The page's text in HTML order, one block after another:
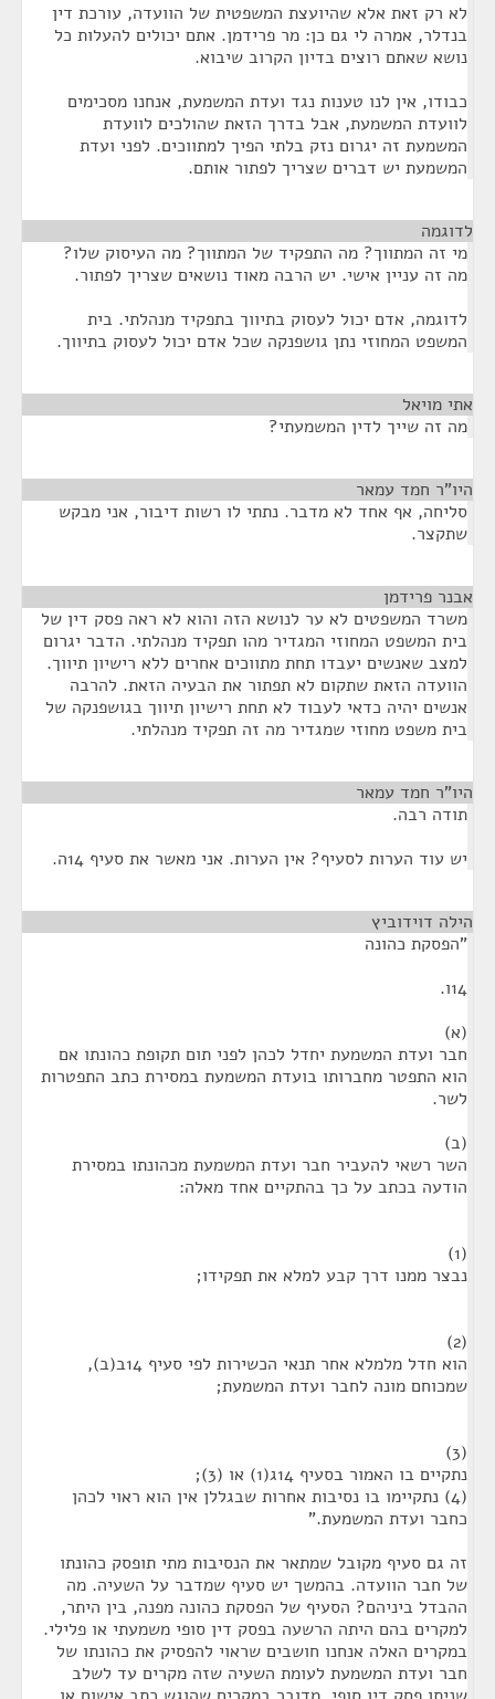
לא רק זאת אלא שהיועצת המשפטית של הוועדה, עורכת דין
בנדלר, אמרה לי גם כן: מר פרידמן. אתם יכולים להעלות כל
נושא שאתם רוצים בדיון הקרוב שיבוא.
כבודו, אין לנו טענות נגד ועדת המשמעת, אנחנו מסכימים
לוועדת המשמעת, אבל בדרך הזאת שהולכים לוועדת
המשמעת זה יגרום נזק בלתי הפיך למתווכים. לפני ועדת
המשמעת יש דברים שצריך לפתור אותם.
לדוגמה
מי זה המתווך? מה התפקיד של המתווך? מה העיסוק שלו?
מה זה עניין אישי. יש הרבה מאוד נושאים שצריך לפתור.
לדוגמה, אדם יכול לעסוק בתיווך בתפקיד מנהלתי. בית
המשפט המחוזי נתן גושפנקה שכל אדם יכול לעסוק בתיווך.
אתי מויאל
מה זה שייך לדין המשמעתי?
היו"ר חמד עמאר
סליחה, אף אחד לא מדבר. נתתי לו רשות דיבור, אני מבקש
שתקצר.
אבנר פרידמן
משרד המשפטים לא ער לנושא הזה והוא לא ראה פסק דין של
בית המשפט המחוזי המגדיר מהו תפקיד מנהלתי. הדבר יגרום
למצב שאנשים יעבדו תחת מתווכים אחרים ללא רישיון תיווך.
הוועדה הזאת שתקום לא תפתור את הבעיה הזאת. להרבה
אנשים יהיה כדאי לעבוד לא תחת רישיון תיווך בגושפנקה של
בית משפט מחוזי שמגדיר מה זה תפקיד מנהלתי.
היו"ר חמד עמאר
תודה רבה.
יש עוד הערות לסעיף? אין הערות. אני מאשר את סעיף 14ה.
הילה דוידוביץ
"הפסקת כהונה
14ו.
(א)
חבר ועדת המשמעת יחדל לכהן לפני תום תקופת כהונתו אם
הוא התפטר מחברותו בועדת המשמעת במסירת כתב התפטרות
לשר.
(ב)
השר רשאי להעביר חבר ועדת המשמעת מכהונתו במסירת
הודעה בכתב על כך בהתקיים אחד מאלה:
(1)
נבצר ממנו דרך קבע למלא את תפקידו;
(2)
הוא חדל מלמלא אחר תנאי הכשירות לפי סעיף 14ב(ב),
שמכוחם מונה לחבר ועדת המשמעת;
(3)
נתקיים בו האמור בסעיף 14ג(1) או (3);
(4) נתקיימו בו נסיבות אחרות שבגללן אין הוא ראוי לכהן
כחבר ועדת המשמעת."
זה גם סעיף מקובל שמתאר את הנסיבות מתי תופסק כהונתו
של חבר הוועדה. בהמשך יש סעיף שמדבר על השעיה. מה
ההבדל ביניהם? הסעיף של הפסקת כהונה מפנה, בין היתר,
למקרים בהם היתה הרשעה בפסק דין סופי משמעתי או פלילי.
במקרים האלה אנחנו חושבים שראוי להפסיק את כהונתו של
חבר ועדת המשמעת לעומת השעיה שזה מקרים עד לשלב